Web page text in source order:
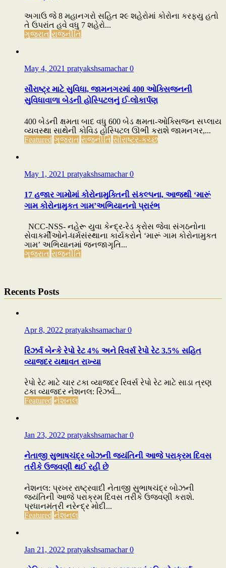
અગાઉ જે 8 મહાનગરો સહિત ૨૯ શહેરોમાં કોરોના કરફ્યુ હતો
તે ઉપરાંત હવે વધુ 7 શહેરો...
ગુજરાત રાજનીતિ
May 4, 2021 pratyakshsamachar0
સૌરાષ્ટ્ર માટે સુવિધા, જામનગરમાં 400 ઓક્સિજનની
સુવિધાવાળા બેડની હોસ્પિટલનું ઈ-લોકાર્પણ
400 બેડની ક્ષમતા બાદ વધુ 600 બેડ ક્ષમતા-ઓક્સિજન સપ્લાય
વ્યવસ્થા સાથેની કોવિડ હોસ્પિટલ ઊભી કરાશે જામનગર,...
Featured ગુજરાત રાજનીતિ સૌરાષ્ટ્ર-કચ્છ
May 1, 2021 pratyakshsamachar0
17 હજાર ગામોમાં કોરોનામુક્તિની સંકલ્પના, આજથી ‘મારૂં
ગામ કોરોનામુકત ગામ’અભિયાનનો પ્રારંભ
NCC-NSS- નહેરૂ યુવા કેન્દ્ર-રેડ ક્રોસ જેવા સંગઠનોના
સેવાકર્મીઓને-ધર્મસંસ્થાના કાર્યકરોને ‘મારૂં ગામ કોરોનામુકત
ગામ’ અભિયાનમાં જનજાગૃતિ...
ગુજરાત રાજનીતિ
Recents Posts
Apr 8, 2022 pratyakshsamachar0
રિઝર્વ બેન્કે રેપો રેટ 4% અને રિવર્સ રેપો રેટ 3.5% સહિત
વ્યાજદર યથાવત રાખ્યા
રેપો રેટ માટે ચાર ટકા વ્યાજદર રિવર્સ રેપો રેટ માટે સાડા ત્રણ
ટકા વ્યાજદર નેશનલ: રિઝર્વ...
Featured નેશનલ
Jan 23, 2022 pratyakshsamachar0
નેતાજી સુભાષચંદ્ર બોઝની જયંતિની આજે પરાક્રમ દિવસ
તરીકે ઉજવણી થઈ રહી છે
નેશનલ: પ્રખર રાષ્ટ્રવાદી નેતાજી સુભાષચંદ્ર બોઝની
જયંતિની આજે પરાક્રમ દિવસ તરીકે ઉજવણી કરાશે.
પ્રધાનમંત્રી નરેન્દ્ર મોદી...
Featured નેશનલ
Jan 21, 2022 pratyakshsamachar0